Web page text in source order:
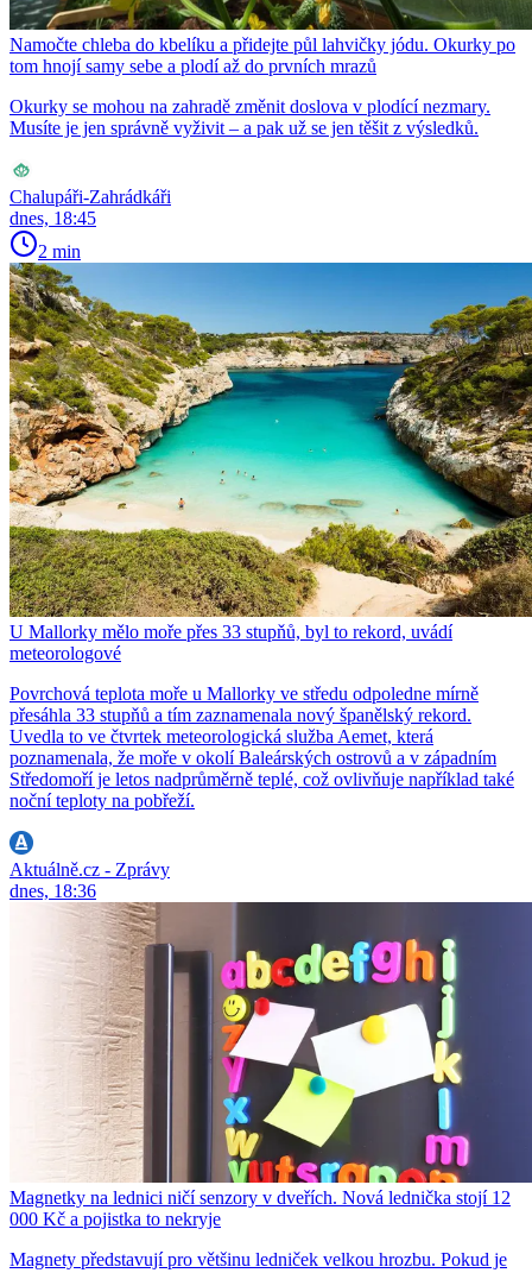
Namočte chleba do kbelíku a přidejte půl lahvičky jódu. Okurky po
tom hnojí samy sebe a plodí až do prvních mrazů
Okurky se mohou na zahradě změnit doslova v plodící nezmary.
Musíte je jen správně vyživit – a pak už se jen těšit z výsledků.
Chalupáři-Zahrádkáři
dnes, 18:45
2 min
U Mallorky mělo moře přes 33 stupňů, byl to rekord, uvádí
meteorologové
Povrchová teplota moře u Mallorky ve středu odpoledne mírně
přesáhla 33 stupňů a tím zaznamenala nový španělský rekord.
Uvedla to ve čtvrtek meteorologická služba Aemet, která
poznamenala, že moře v okolí Baleárských ostrovů a v západním
Středomoří je letos nadprůměrně teplé, což ovlivňuje například také
noční teploty na pobřeží.
Aktuálně.cz - Zprávy
dnes, 18:36
Magnetky na lednici ničí senzory v dveřích. Nová lednička stojí 12
000 Kč a pojistka to nekryje
Magnety představují pro většinu ledniček velkou hrozbu. Pokud je